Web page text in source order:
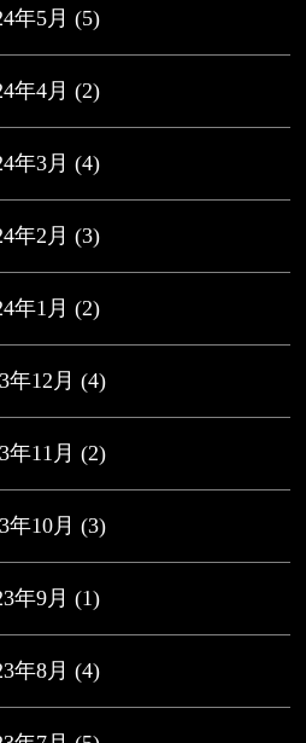
年5月 (5)
年4月 (2)
年3月 (4)
年2月 (3)
年1月 (2)
年12月 (4)
年11月 (2)
年10月 (3)
年9月 (1)
年8月 (4)